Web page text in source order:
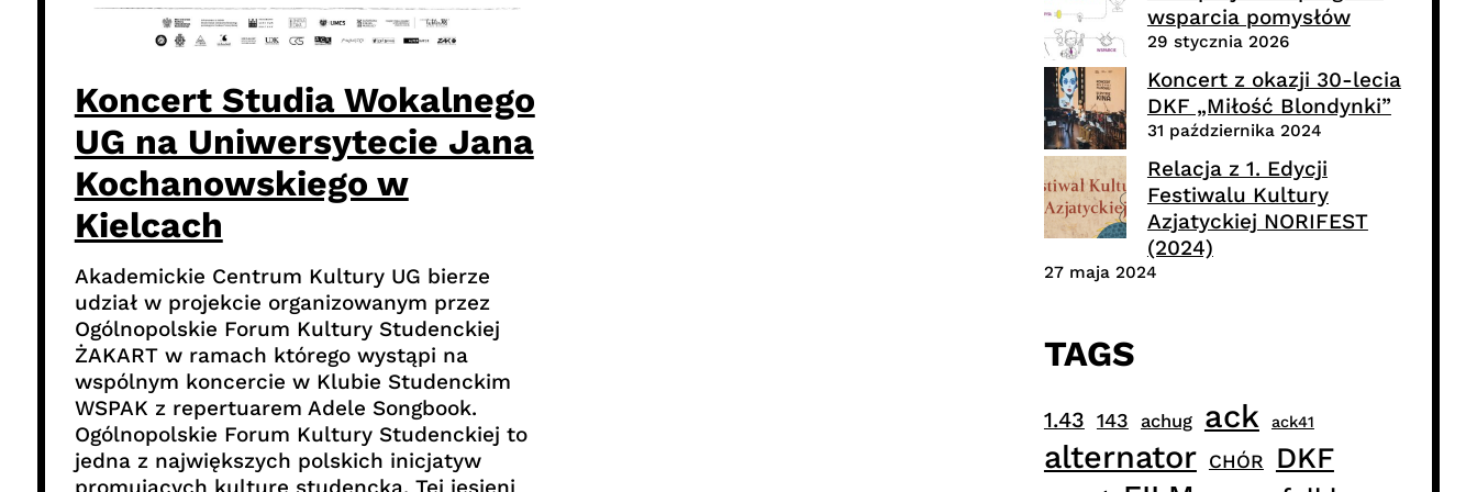
Koncert Studia Wokalnego
UG na Uniwersytecie Jana
Kochanowskiego w
Kielcach
Akademickie Centrum Kultury UG bierze
udział w projekcie organizowanym przez
Ogólnopolskie Forum Kultury Studenckiej
ŻAKART w ramach którego wystąpi na
wspólnym koncercie w Klubie Studenckim
WSPAK z repertuarem Adele Songbook.
Ogólnopolskie Forum Kultury Studenckiej to
jedna z największych polskich inicjatyw
wsparcia pomysłów
29 stycznia 2026
Koncert z okazji 30-lecia
DKF „Miłość Blondynki”
31 października 2024
Relacja z 1. Edycji
Festiwalu Kultury
Azjatyckiej NORIFEST
(2024)
27 maja 2024
TAGS
1.43 143 achug ack ack41
alternator CHÓR DKF